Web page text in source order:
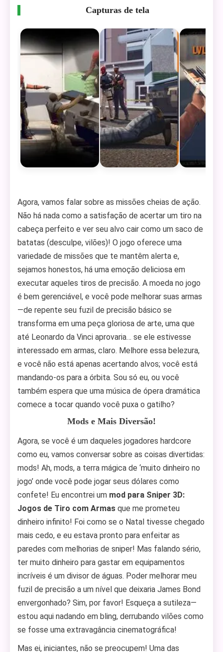
Capturas de tela
Agora, vamos falar sobre as missões cheias de ação.
Não há nada como a satisfação de acertar um tiro na
cabeça perfeito e ver seu alvo cair como um saco de
batatas (desculpe, vilões)! O jogo oferece uma
variedade de missões que te mantêm alerta e,
sejamos honestos, há uma emoção deliciosa em
executar aqueles tiros de precisão. A moeda no jogo
é bem gerenciável, e você pode melhorar suas armas
—de repente seu fuzil de precisão básico se
transforma em uma peça gloriosa de arte, uma que
até Leonardo da Vinci aprovaria… se ele estivesse
interessado em armas, claro. Melhore essa belezura,
e você não está apenas acertando alvos; você está
mandando-os para a órbita. Sou só eu, ou você
também espera que uma música de ópera dramática
comece a tocar quando você puxa o gatilho?
Mods e Mais Diversão!
Agora, se você é um daqueles jogadores hardcore
como eu, vamos conversar sobre as coisas divertidas:
mods! Ah, mods, a terra mágica de ‘muito dinheiro no
jogo’ onde você pode jogar seus dólares como
confete! Eu encontrei um mod para Sniper 3D:
Jogos de Tiro com Armas que me prometeu
dinheiro infinito! Foi como se o Natal tivesse chegado
mais cedo, e eu estava pronto para enfeitar as
paredes com melhorias de sniper! Mas falando sério,
ter muito dinheiro para gastar em equipamentos
incríveis é um divisor de águas. Poder melhorar meu
fuzil de precisão a um nível que deixaria James Bond
envergonhado? Sim, por favor! Esqueça a sutileza—
estou aqui nadando em bling, derrubando vilões como
se fosse uma extravagância cinematográfica!
Mas ei, iniciantes, não se preocupem! Uma das